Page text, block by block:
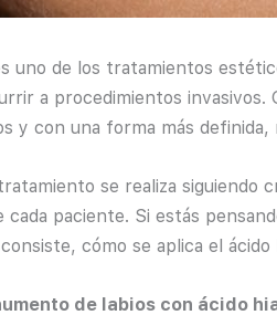
uno de los tratamientos
a procedimientos invasivos.
y con una forma más
se realiza siguiendo
cada paciente. Si estás
cómo se aplica el
de labios con ácido